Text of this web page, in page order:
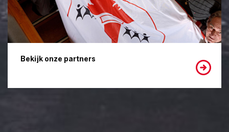
Bekijk onze partners